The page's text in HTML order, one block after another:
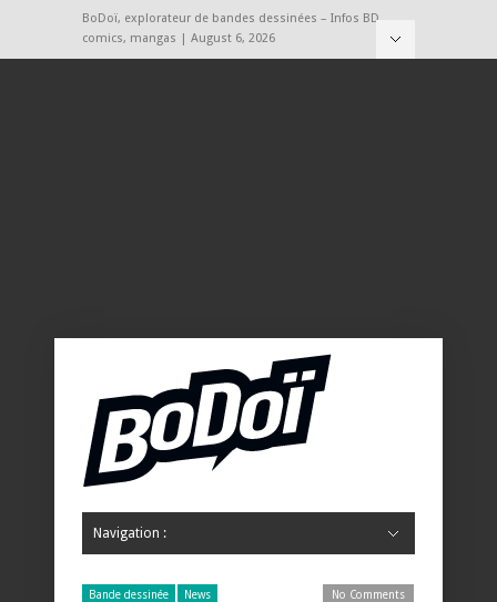
BoDoï, explorateur de bandes dessinées – Infos BD,
comics, mangas | August 6, 2026
Navigation :
Bande dessinée News No Comments